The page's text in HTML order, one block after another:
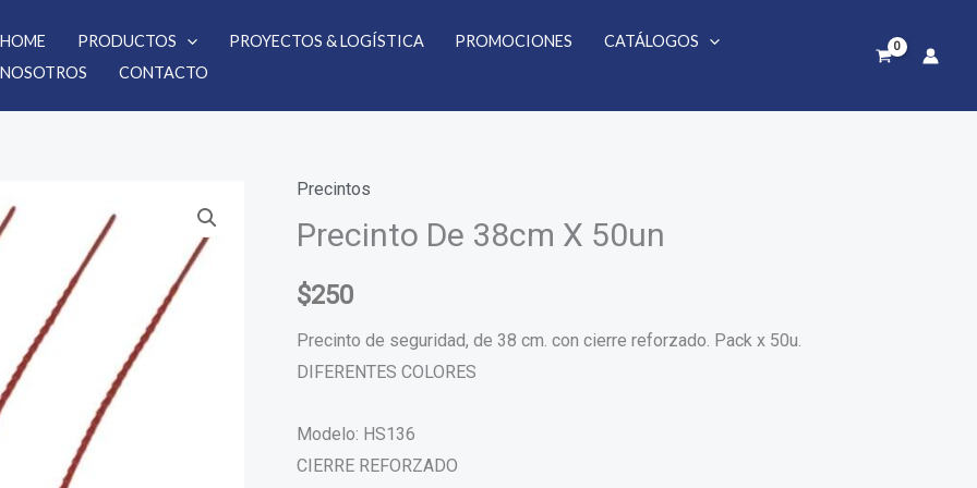
HOME PRODUCTOS PROYECTOS & LOGÍSTICA PROMOCIONES
CATÁLOGOS
NOSOTROS
CONTACTO
Precintos
Precinto De 38cm X 50un
$250
Precinto de seguridad, de 38 cm. con cierre reforzado. Pack x 50u.
DIFERENTES COLORES
Modelo: HS136
CIERRE REFORZADO
Precinto
De
X
cantidad